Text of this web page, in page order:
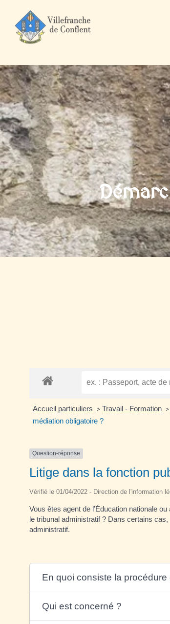
Accueil particuliers > Travail - Formation >
médiation obligatoire ?
Question-réponse
Litige dans la fonction
Vérifié le 01/04/2022 - Direction de l'information
Vous êtes agent de l’Éducation nationale
le tribunal administratif ? Dans certains
administratif.
En quoi consiste la
Qui est concerné ?